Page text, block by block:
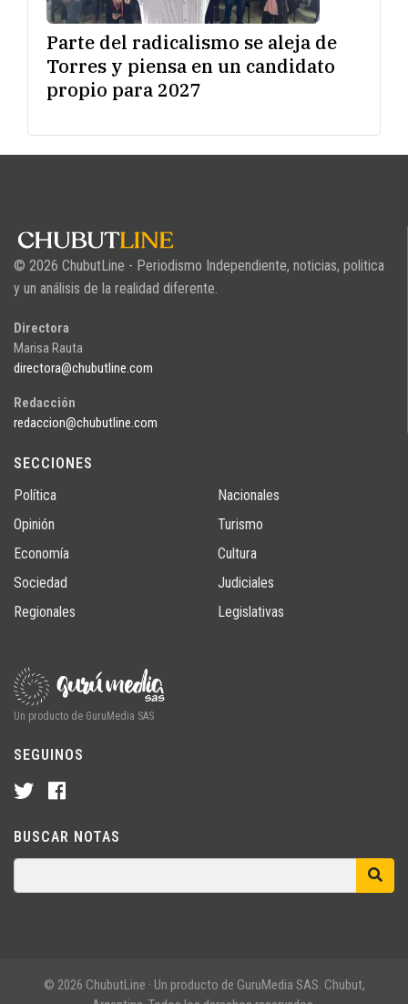
Parte del radicalismo se aleja de
Torres y piensa en un candidato
propio para 2027
© 2026 ChubutLine - Periodismo Independiente, noticias, politica
y un análisis de la realidad diferente.
Directora
Marisa Rauta
directora@chubutline.com
Redacción
redaccion@chubutline.com
SECCIONES
Política
Opinión
Economía
Sociedad
Regionales
Nacionales
Turismo
Cultura
Judiciales
Legislativas
Un producto de GuruMedia SAS
SEGUINOS
BUSCAR NOTAS
© 2026 ChubutLine · Un producto de GuruMedia SAS. Chubut,